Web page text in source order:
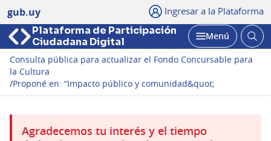
gub.uy Ingresar a la Plataforma
Plataforma de Participación
Ciudadana Digital
Abrir
Menú
Consulta pública para actualizar el Fondo Concursable para
la Cultura
/Proponé en: “Impacto público y comunidad&quot;
Agradecemos tu interés y el tiempo